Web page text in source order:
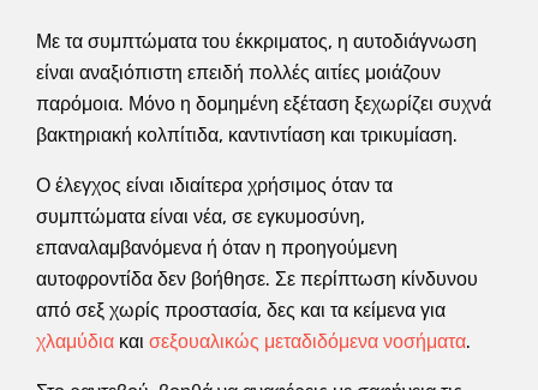
Με τα συμπτώματα του έκκριματος, η αυτοδιάγνωση
είναι αναξιόπιστη επειδή πολλές αιτίες μοιάζουν
παρόμοια. Μόνο η δομημένη εξέταση ξεχωρίζει συχνά
βακτηριακή κολπίτιδα, καντιντίαση και τρικυμίαση.
Ο έλεγχος είναι ιδιαίτερα χρήσιμος όταν τα
συμπτώματα είναι νέα, σε εγκυμοσύνη,
επαναλαμβανόμενα ή όταν η προηγούμενη
αυτοφροντίδα δεν βοήθησε. Σε περίπτωση κίνδυνου
από σεξ χωρίς προστασία, δες και τα κείμενα για
χλαμύδια και σεξουαλικώς μεταδιδόμενα νοσήματα.